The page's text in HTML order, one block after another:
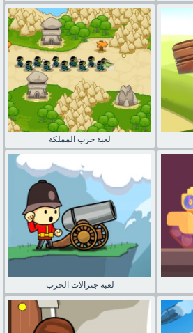
لعبة حرب المملكة
لعبة جنرالات الحرب